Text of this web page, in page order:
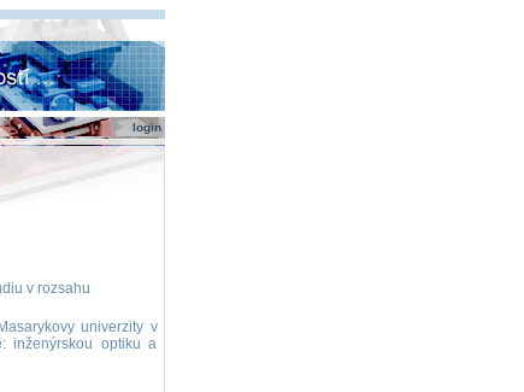
login
v rozsahu
univerzity v
inženýrskou optiku a